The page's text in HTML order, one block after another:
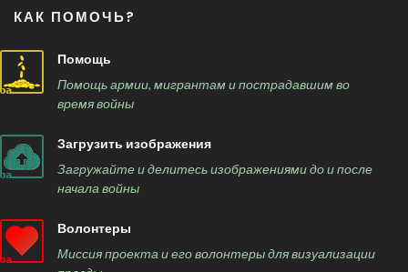
КАК ПОМОЧЬ?
Помощь
Помощь армии, мигрантам и пострадавшим во
время войны
Загрузить изображения
Загружайте и делитесь изображениями до и после
начала войны
Волонтеры
Миссия проекта и его волонтеры для визуализации